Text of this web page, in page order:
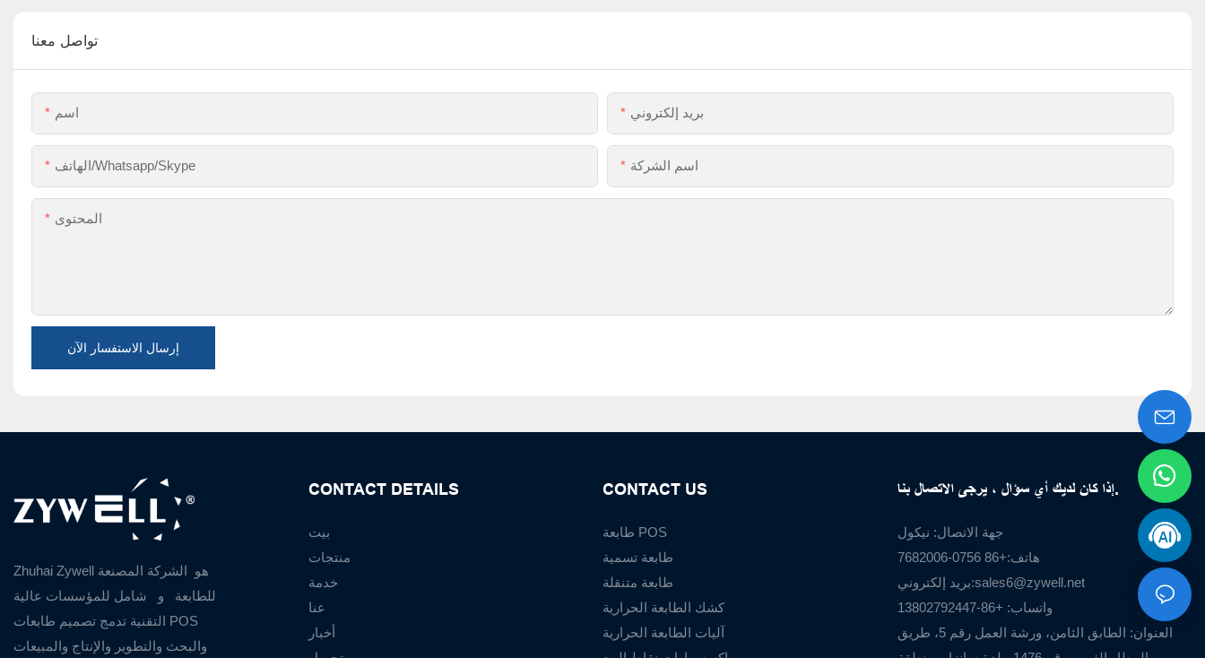
تواصل معنا
اسم بريد إلكتروني
الهاتف/Whatsapp/Skype اسم الشركة
المحتوى
إرسال الاستفسار الآن
Zhuhai Zywell هو الشركة المصنعة
للطابعة
و
شامل للمؤسسات عالية
التقنية تدمج تصميم طابعات POS
والبحث والتطوير والإنتاج والمبيعات
CONTACT DETAILS
بيت
منتجات
خدمة
عنا
أخبار
CONTACT US
طابعة POS
طابعة تسمية
طابعة متنقلة
كشك الطابعة الحرارية
آليات الطابعة الحرارية
إذا كان لديك أي سؤال ، يرجى الاتصال بنا.
جهة الاتصال: نيكول
هاتف:+86 0756-7682006
بريد إلكتروني:sales6@zywell.net
واتساب: +86-13802792447
العنوان: الطابق الثامن، ورشة العمل رقم 5، طريق